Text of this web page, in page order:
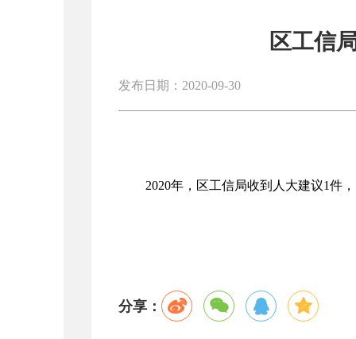
区工信
发布日期：2020-09-30
2020年，区工信局收到人大建议1件
分享：